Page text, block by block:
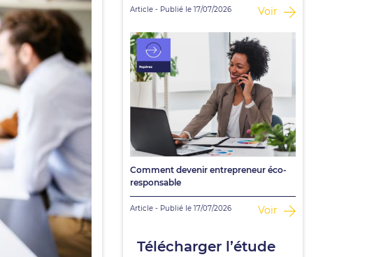
Article - Publié le 17/07/2026 Voir
Comment devenir entrepreneur éco-
responsable
Article - Publié le 17/07/2026 Voir
Télécharger l’étude